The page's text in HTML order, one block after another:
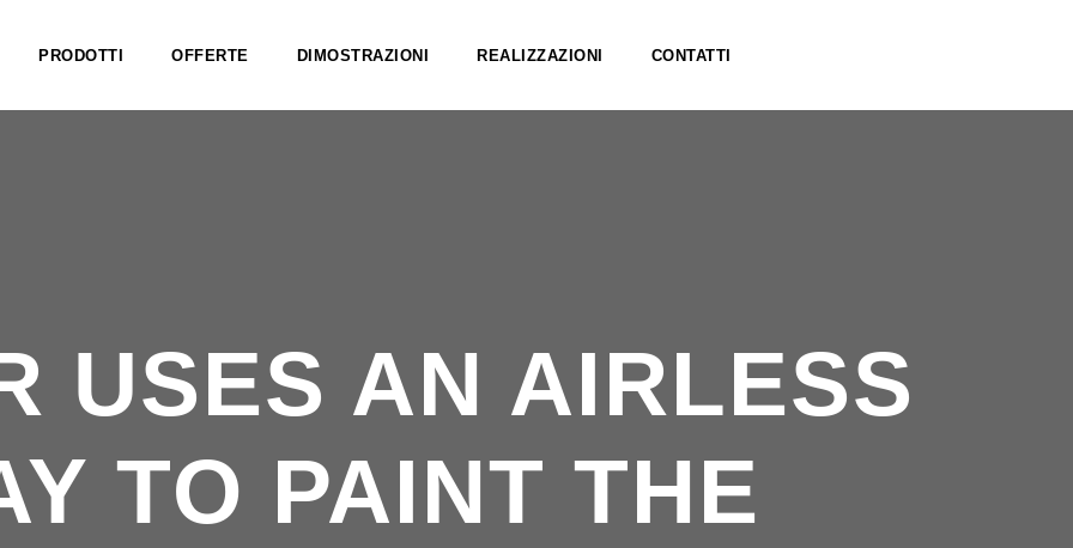
PRODOTTI OFFERTE DIMOSTRAZIONI REALIZZAZIONI CONTATTI
USES AN AIRLESS
TO PAINT THE